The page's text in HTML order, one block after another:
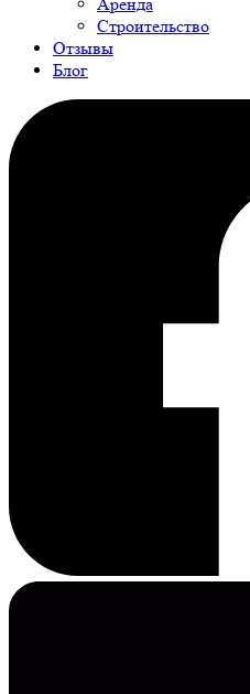
Строительство
Отзывы
Блог